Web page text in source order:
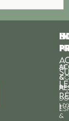
&
&
SE
À
!